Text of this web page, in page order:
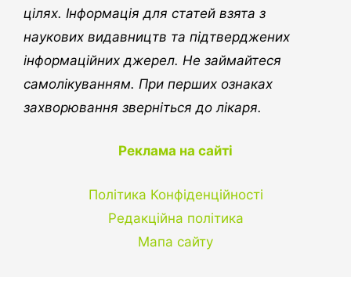
цілях. Інформація для статей взята з
наукових видавництв та підтверджених
інформаційних джерел. Не займайтеся
самолікуванням. При перших ознаках
захворювання зверніться до лікаря.
Реклама на сайті
Політика Конфіденційності
Редакційна політика
Мапа сайту